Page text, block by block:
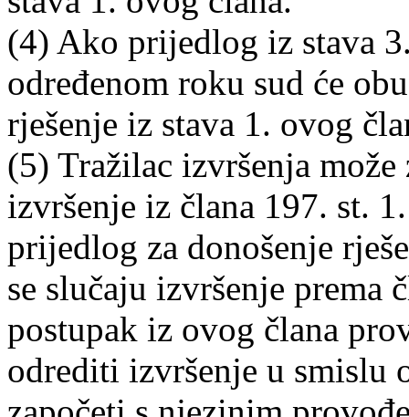
(4) Ako prijedlog iz stava
određenom roku sud će
rješenje iz stava 1. ovog
(5) Tražilac izvršenja
izvršenje iz člana 197. st.
prijedlog za donošenje
se slučaju izvršenje prema
postupak iz ovog člana
odrediti izvršenje u smislu